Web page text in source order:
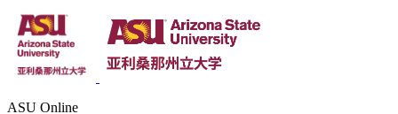
ASU Online